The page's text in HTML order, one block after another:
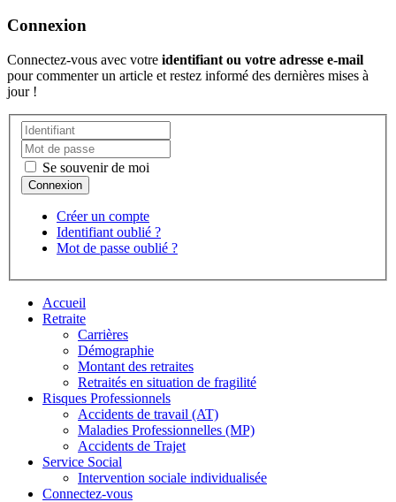
Connexion
Connectez-vous avec votre identifiant ou votre adresse e-mail
pour commenter un article et restez informé des dernières mises à
jour !
Se souvenir de moi
Créer un compte
Identifiant oublié ?
Mot de passe oublié ?
Accueil
Retraite
Carrières
Démographie
Montant des retraites
Retraités en situation de fragilité
Risques Professionnels
Accidents de travail (AT)
Maladies Professionnelles (MP)
Accidents de Trajet
Service Social
Intervention sociale individualisée
Connectez-vous